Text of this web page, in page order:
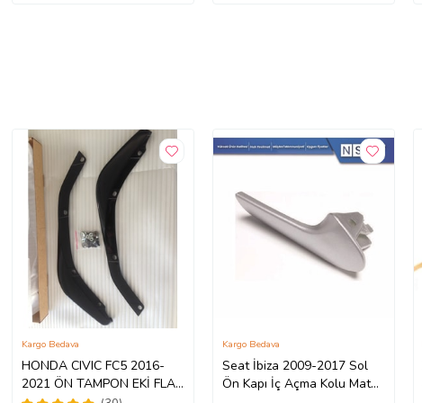
HONDA CIVIC FC5 2016-
2021 ÖN TAMPON EKİ FLAP
Kargo Bedava
Seat İbiza 2009-2017 Sol
Ön Kapı İç Açma Kolu Mat
Kargo Bedava